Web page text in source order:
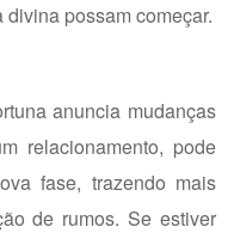
possam começar.
anuncia mudanças
relacionamento, pode
fase, trazendo mais
de rumos. Se estiver